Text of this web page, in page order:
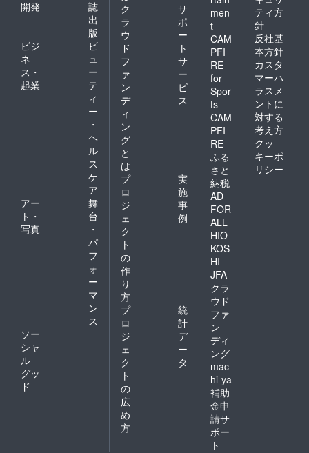
開発
誌
出
版
ビジ
ネ
ス・
起業
ビ
ュ
ー
テ
ィ
ー
・
ヘ
ル
ス
ケ
ア
アー
ト・
写真
舞
台
・
パ
フ
ォ
ー
マ
ン
ス
ソー
シャ
ル
グッ
ド
ク
ラ
ウ
ド
フ
ァ
ン
デ
ィ
ン
グ
と
は
サ
ポ
ー
ト
サ
ー
ビ
ス
プ
ロ
ジ
ェ
ク
ト
の
作
り
方
実
施
事
例
プ
ロ
ジ
ェ
ク
ト
の
広
め
方
統
計
デ
ー
タ
men
t
CAM
PFI
RE
for
Spor
ts
CAM
PFI
RE
ふる
さと
納税
AD
FOR
ALL
HIO
KOS
HI
JFA
クラ
ウド
ファ
ン
ディ
ング
mac
hi-ya
補助
金申
請サ
ポー
ト
ティ方
針
反社基
本方針
カスタ
マーハ
ラスメ
ントに
対する
考え方
クッ
キーポ
リシー